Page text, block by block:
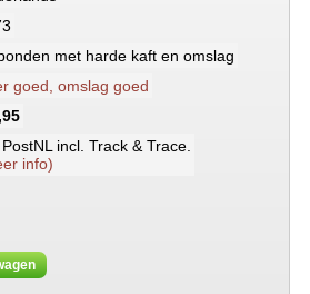
met harde kaft en omslag
goed, omslag goed
incl. Track & Trace.
info)